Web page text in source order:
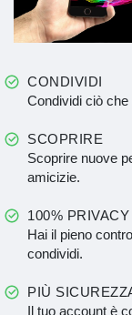
CONDIVIDI
Condividi ciò
SCOPRIRE
Scoprire nuove
amicizie.
100% PRIVACY
Hai il pieno
condividi.
PIÙ
Il tuo account è